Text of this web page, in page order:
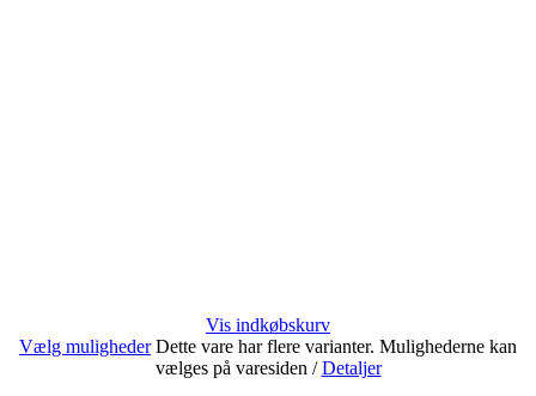
Vis indkøbskurv
Vælg muligheder Dette vare har flere varianter. Mulighederne kan
vælges på varesiden / Detaljer